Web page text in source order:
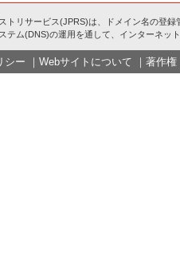
トリサービス(JPRS)は、ドメイン名の登録
テム(DNS)の運用を通して、インターネッ
シー ｜ Webサイトについて ｜ 著作権